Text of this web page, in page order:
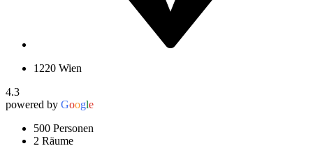
1220 Wien
4.3
powered by Google
500 Personen
2 Räume